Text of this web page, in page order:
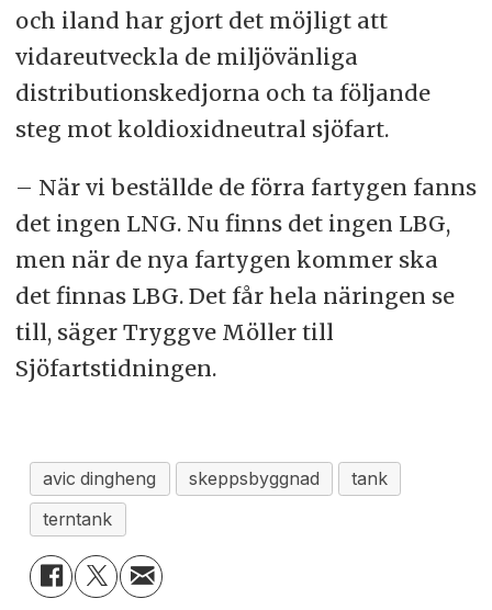
och iland har gjort det möjligt att
vidareutveckla de miljövänliga
distributionskedjorna och ta följande
steg mot koldioxidneutral sjöfart.
– När vi beställde de förra fartygen fanns
det ingen LNG. Nu finns det ingen LBG,
men när de nya fartygen kommer ska
det finnas LBG. Det får hela näringen se
till, säger Tryggve Möller till
Sjöfartstidningen.
avic dingheng skeppsbyggnad
tank
terntank